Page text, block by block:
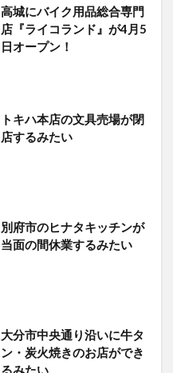
高城にバイク用品総合専門
店『ライコランド』が4月5
日オープン！
トキハ本店の文具売場が閉
店するみたい
別府市のヒナタキッチンが
当面の間休業するみたい
大分市中央通り沿いに牛タ
ン・炭火焼きのお店ができ
るみたい